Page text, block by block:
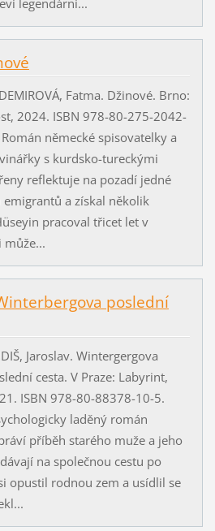
legendární...
Fatma. Džinové. Brno:
2024. ISBN 978-80-275-2042-
německé spisovatelky a
s kurdsko-tureckými
reflektuje na pozadí jedné
a získal několik
pracoval třicet let v
může...
poslední
Jaroslav. Wintergergova
cesta. V Praze: Labyrint,
ISBN 978-80-88378-10-5.
laděný román
příběh starého muže a jeho
na společnou cestu po
opustil rodnou zem a usídlil se